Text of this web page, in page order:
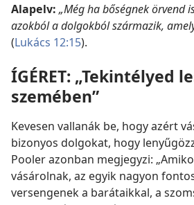
Alapelv: „Még ha bőségnek örvend
azokból a dolgokból származik,
(Lukács 12:15).
ÍGÉRET: „Tekintélyed
szemében”
Kevesen vallanák be, hogy azért
bizonyos dolgokat, hogy
Pooler azonban megjegyzi:
vásárolnak, az egyik nagyon
versengenek a barátaikkal, a